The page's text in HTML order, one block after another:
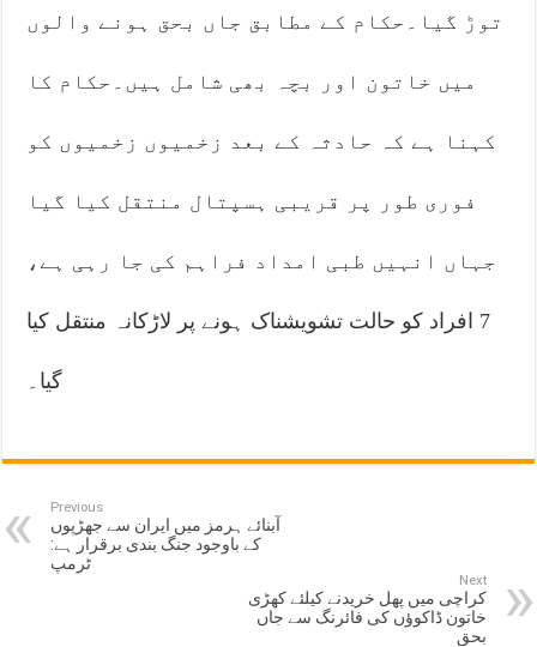
توڑ گیا۔حکام کے مطابق جاں بحق ہونے والوں
میں خاتون اور بچہ بھی شامل ہیں۔حکام کا
کہنا ہے کہ حادثہ کے بعد زخمیوں زخمیوں کو
فوری طور پر قریبی ہسپتال منتقل کیا گیا
جہاں انہیں طبی امداد فراہم کی جا رہی ہے،
7 افراد کو حالت تشویشناک ہونے پر لاڑکانہ منتقل کیا
گیا۔
Previous
آبنائے ہرمز میں ایران سے جھڑپوں
کے باوجود جنگ بندی برقرار ہے:
ٹرمپ
Next
کراچی میں پھل خریدنے کیلئے کھڑی
خاتون ڈاکوؤں کی فائرنگ سے جاں
بحق